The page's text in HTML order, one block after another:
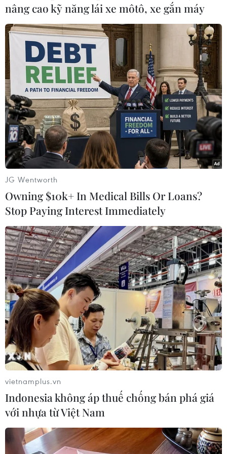
#Đồng hồ
#Tên lửa đẩy Trường Chinh
#Tàu thăm dò Mặt Trăng
#tin tức
#tin tức mới nhất
#tin tức 24h
#tin tức hot
#VietnamPlus #Vietnam
#Plus
Trung Quốc
Theo dõi VietnamPlus
TIN LIÊN QUAN
nâng cao kỹ năng lái xe môtô, xe gắn máy
JG Wentworth
Owning $10k+ In Medical Bills Or Loans?
Stop Paying Interest Immediately
vietnamplus.vn
Indonesia không áp thuế chống bán phá giá
với nhựa từ Việt Nam